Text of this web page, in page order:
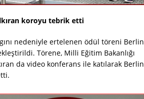
koroyu tebrik etti
nedeniyle ertelenen ödül töreni Berlin
Törene, Milli Eğitim Bakanlığı
da video konferans ile katılarak Berlin